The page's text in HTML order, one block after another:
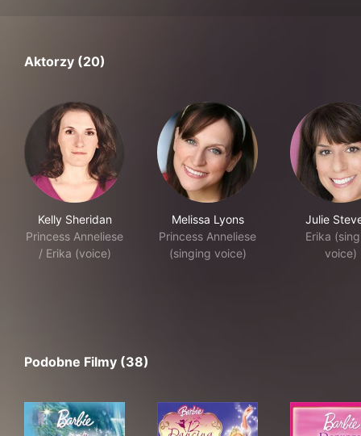
Aktorzy (20)
Kelly Sheridan
Princess Anneliese
/ Erika (voice)
Melissa Lyons
Princess Anneliese
(singing voice)
Julie
Erika
voice)
Podobne Filmy (38)